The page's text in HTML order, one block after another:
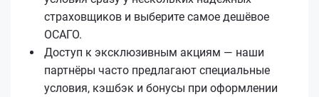
страховщиков и выберите самое дешёвое
ОСАГО.
Доступ к эксклюзивным акциям — наши
партнёры часто предлагают специальные
условия, кэшбэк и бонусы при оформлении